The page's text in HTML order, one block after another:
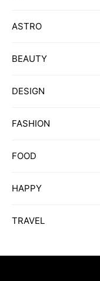
ASTRO
BEAUTY
DESIGN
FASHION
FOOD
HAPPY
TRAVEL